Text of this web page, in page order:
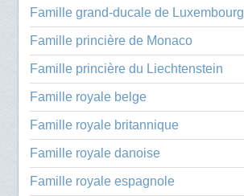
Famille grand-ducale de Luxembourg
Famille princière de Monaco
Famille princière du Liechtenstein
Famille royale belge
Famille royale britannique
Famille royale danoise
Famille royale espagnole